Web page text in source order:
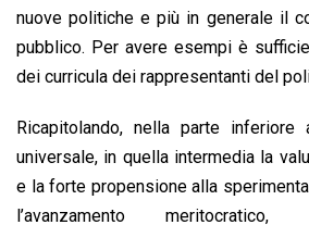
nuove politiche e più in generale il
pubblico. Per avere esempi è
dei curricula dei rappresentanti del
Ricapitolando, nella parte
universale, in quella intermedia la
e la forte propensione alla
l’avanzamento